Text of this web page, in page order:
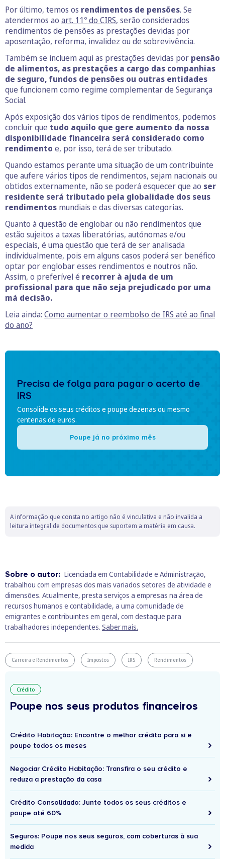
Por último, temos os rendimentos de pensões. Se
atendermos ao art. 11º do CIRS, serão considerados
rendimentos de pensões as prestações devidas por
aposentação, reforma, invalidez ou de sobrevivência.
Também se incluem aqui as prestações devidas por pensão
de alimentos, as prestações a cargo das companhias
de seguro, fundos de pensões ou outras entidades
que funcionem como regime complementar de Segurança
Social.
Após exposição dos vários tipos de rendimentos, podemos
concluir que tudo aquilo que gere aumento da nossa
disponibilidade financeira será considerado como
rendimento e, por isso, terá de ser tributado.
Quando estamos perante uma situação de um contribuinte
que aufere vários tipos de rendimentos, sejam nacionais ou
obtidos externamente, não se poderá esquecer que ao ser
residente será tributado pela globalidade dos seus
rendimentos mundiais e das diversas categorias.
Quanto à questão de englobar ou não rendimentos que
estão sujeitos a taxas liberatórias, autónomas e/ou
especiais, é uma questão que terá de ser analisada
individualmente, pois em alguns casos poderá ser benéfico
optar por englobar esses rendimentos e noutros não.
Assim, o preferível é recorrer à ajuda de um
profissional para que não seja prejudicado por uma
má decisão.
Leia ainda: Como aumentar o reembolso de IRS até ao final
do ano?
Precisa de folga para pagar o acerto de
IRS
Consolide os seus créditos e poupe dezenas ou mesmo
centenas de euros.
Poupe já no próximo mês
A informação que consta no artigo não é vinculativa e não invalida a
leitura integral de documentos que suportem a matéria em causa.
Sobre o autor: Licenciada em Contabilidade e Administração,
trabalhou com empresas dos mais variados setores de atividade e
dimensões. Atualmente, presta serviços a empresas na área de
recursos humanos e contabilidade, a uma comunidade de
emigrantes e contribuintes em geral, com destaque para
trabalhadores independentes. Saber mais.
Carreira e Rendimentos Impostos IRS Rendimentos
Crédito
Poupe nos seus produtos financeiros
Crédito Habitação: Encontre o melhor crédito para si e
poupe todos os meses
Negociar Crédito Habitação: Transfira o seu crédito e
reduza a prestação da casa
Crédito Consolidado: Junte todos os seus créditos e
poupe até 60%
Seguros: Poupe nos seus seguros, com coberturas à sua
medida